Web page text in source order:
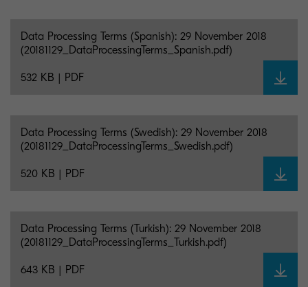
Data Processing Terms (Spanish): 29 November 2018
(20181129_DataProcessingTerms_Spanish.pdf)
532 KB | PDF
Data Processing Terms (Swedish): 29 November 2018
(20181129_DataProcessingTerms_Swedish.pdf)
520 KB | PDF
Data Processing Terms (Turkish): 29 November 2018
(20181129_DataProcessingTerms_Turkish.pdf)
643 KB | PDF